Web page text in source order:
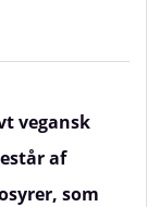
vegansk
af
som